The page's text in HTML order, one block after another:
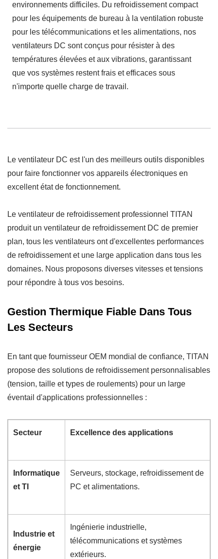
environnements difficiles. Du refroidissement compact
pour les équipements de bureau à la ventilation robuste
pour les télécommunications et les alimentations, nos
ventilateurs DC sont conçus pour résister à des
températures élevées et aux vibrations, garantissant
que vos systèmes restent frais et efficaces sous
n'importe quelle charge de travail.
Le ventilateur DC est l'un des meilleurs outils disponibles
pour faire fonctionner vos appareils électroniques en
excellent état de fonctionnement.
Le ventilateur de refroidissement professionnel TITAN
produit un ventilateur de refroidissement DC de premier
plan, tous les ventilateurs ont d'excellentes performances
de refroidissement et une large application dans tous les
domaines. Nous proposons diverses vitesses et tensions
pour répondre à tous vos besoins.
Gestion Thermique Fiable Dans Tous
Les Secteurs
En tant que fournisseur OEM mondial de confiance, TITAN
propose des solutions de refroidissement personnalisables
(tension, taille et types de roulements) pour un large
éventail d'applications professionnelles :
Secteur Excellence des applications
Informatique
et TI
Serveurs, stockage, refroidissement de
PC et alimentations.
Industrie et
énergie
Ingénierie industrielle,
télécommunications et systèmes
extérieurs.